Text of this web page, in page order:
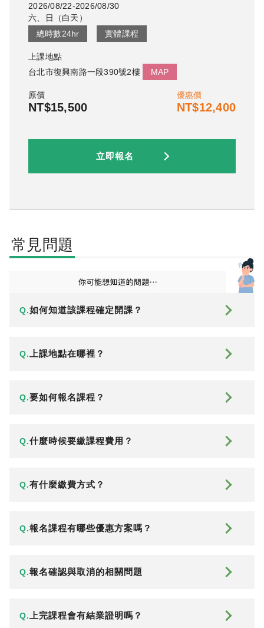
2026/08/22-2026/08/30
六、日
（白天 ）
總時數24hr 實體課程
上課地點
台北市復興南路一段390號2樓
MAP
原價
NT$15,500
優惠價
NT$12,400
立即報名
常見問題
Q.如何知道該課程確定開課？
Q. 上課地點在哪裡？
Q.要如何報名課程？
Q.什麼時候要繳課程費用？
Q.有什麼繳費方式？
Q.報名課程有哪些優惠方案嗎？
Q.報名確認與取消的相關問題
Q. 上完課程會有結業證明嗎？